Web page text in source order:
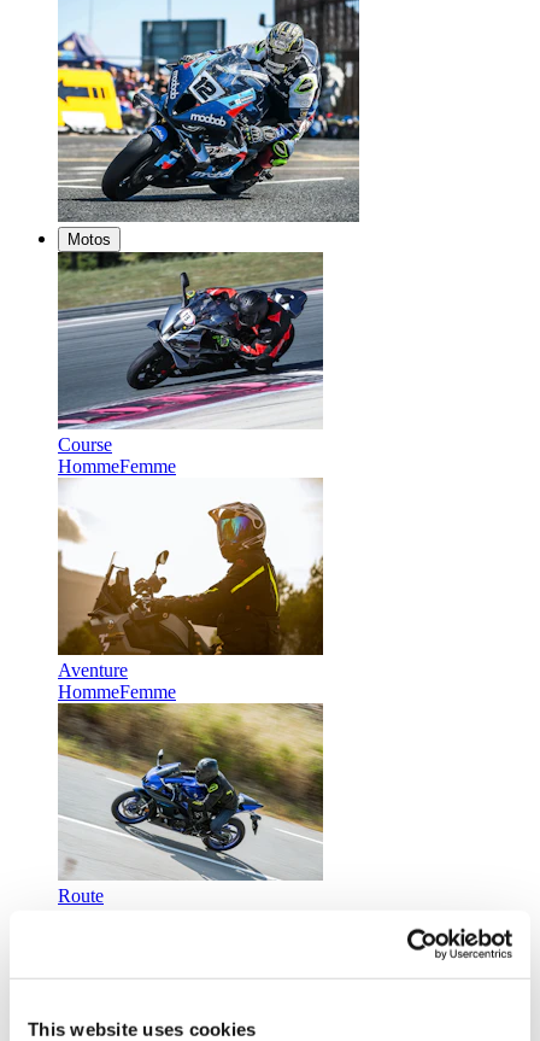
This website uses cookies
Motos
Course
HommeFemme
Aventure
HommeFemme
Route